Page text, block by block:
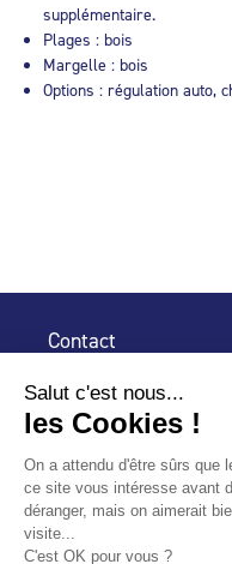
supplémentaire.
Plages : bois
Margelle : bois
Options : régulation auto,
Contact
75 009 Paris